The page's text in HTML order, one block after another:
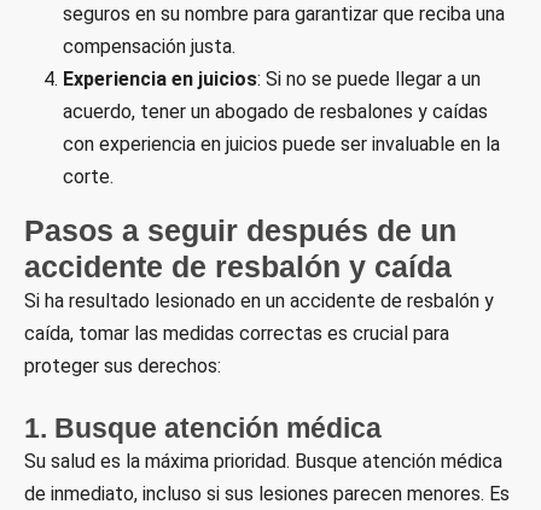
seguros en su nombre para garantizar que reciba una
compensación justa.
Experiencia en juicios: Si no se puede llegar a un
acuerdo, tener un abogado de resbalones y caídas
con experiencia en juicios puede ser invaluable en la
corte.
Pasos a seguir después de un
accidente de resbalón y caída
Si ha resultado lesionado en un accidente de resbalón y
caída, tomar las medidas correctas es crucial para
proteger sus derechos:
1. Busque atención médica
Su salud es la máxima prioridad. Busque atención médica
de inmediato, incluso si sus lesiones parecen menores. Es